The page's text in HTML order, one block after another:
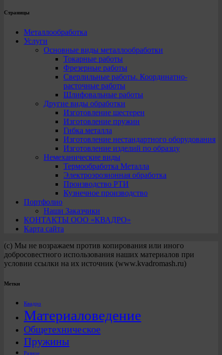
Страницы
Металлообработка
Услуги
Основные виды металлообработки
Токарные работы
Фрезерные работы
Сверлильные работы. Координатно-
расточные работы
Шлифовальные работы
Другие виды обработки
Изготовление шестерен
Изготовление пружин
Гибка металла
Изготовление нестандартного оборудования
Изготовление изделий по образцу
Немеханические виды
Термообработка Металла
Электроэрозионная обработка
Производство РТИ
Кузнечное производство
Портфолио
Наши Заказчики
КОНТАКТЫ ООО «КВАДРО»
Карта сайта
(с) Мы не возражаем против копирования или иного
добросовестного использования наших материалов при
условии ссылки на их источник (www.kvadromash.ru)
Метки
Квадро
Материаловедение
Общетехническое
Пружины
Разное